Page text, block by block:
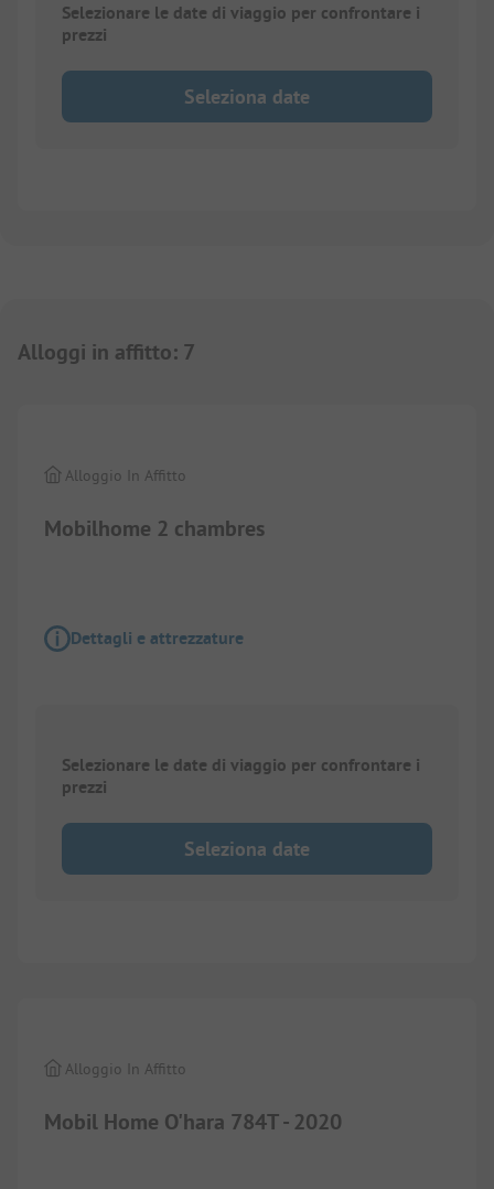
Selezionare le date di viaggio per confrontare i
prezzi
Seleziona date
Alloggi in affitto: 7
Mobilhome 2 chambres
Alloggio In Affitto
Dettagli e attrezzature
Selezionare le date di viaggio per confrontare i
prezzi
Seleziona date
Mobil Home O'hara 784T - 2020
Alloggio In Affitto